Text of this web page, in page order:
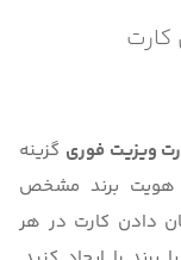
ویزیت فوری گزینه
هویت برند مشخص
دادن کارت در هر